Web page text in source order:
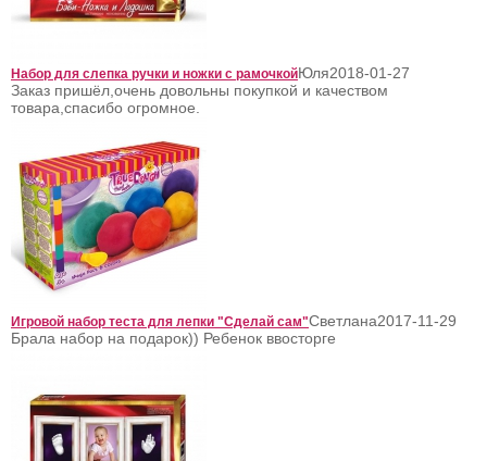
Набор для слепка ручки и ножки с рамочкойЮля2018-01-27
Заказ пришёл,очень довольны покупкой и качеством
товара,спасибо огромное.
Игровой набор теста для лепки "Сделай сам"Светлана2017-11-29
Брала набор на подарок)) Ребенок ввосторге